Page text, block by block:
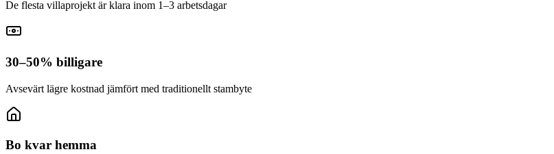
De flesta villaprojekt är klara inom 1–3 arbetsdagar
30–50% billigare
Avsevärt lägre kostnad jämfört med traditionellt stambyte
Bo kvar hemma